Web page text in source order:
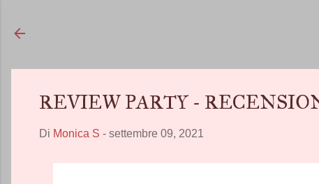
REVIEW PARTY -
Di Monica S - settembre 09, 2021